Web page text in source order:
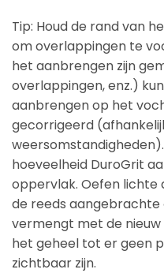
Tip: Houd de rand van
om overlappingen te
het aanbrengen zijn
overlappingen, enz.)
aanbrengen op het
gecorrigeerd
hoeveelheid DuroGrit
oppervlak. Oefen lichte
de reeds aangebrachte
vermengt met de
het geheel tot er geen
zichtbaar zijn.